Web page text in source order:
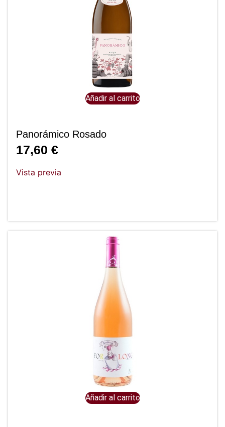
Añadir al carrito
Panorámico Rosado
17,60 €
Vista previa
Añadir al carrito